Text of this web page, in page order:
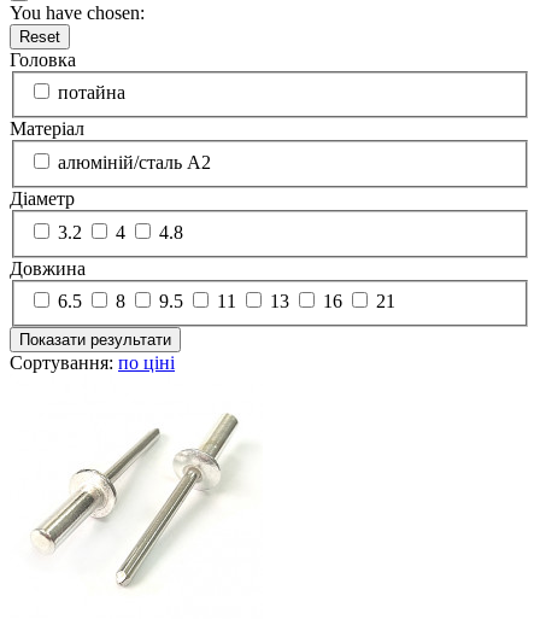
You have chosen:
Reset
Головка
потайна
Матеріал
алюміній/сталь А2
Діаметр
3.2
4
4.8
Довжина
6.5
8 9.5 11 13 16 21
Показати результати
Сортування: по ціні